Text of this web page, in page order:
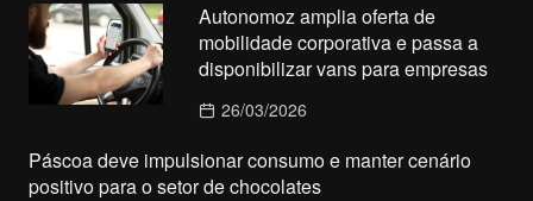
Autonomoz amplia oferta de
mobilidade corporativa e passa a
disponibilizar vans para empresas
26/03/2026
Páscoa deve impulsionar consumo e manter cenário
positivo para o setor de chocolates